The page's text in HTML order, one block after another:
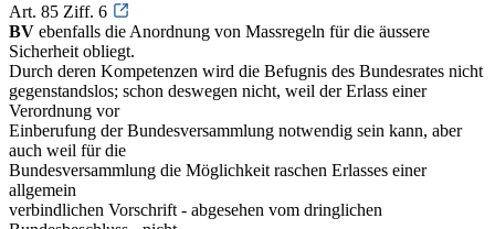
Art. 85 Ziff. 6
BV ebenfalls die Anordnung von Massregeln für die äussere
Sicherheit obliegt.
Durch deren Kompetenzen wird die Befugnis des Bundesrates nicht
gegenstandslos; schon deswegen nicht, weil der Erlass einer
Verordnung vor
Einberufung der Bundesversammlung notwendig sein kann, aber
auch weil für die
Bundesversammlung die Möglichkeit raschen Erlasses einer
allgemein
verbindlichen Vorschrift - abgesehen vom dringlichen